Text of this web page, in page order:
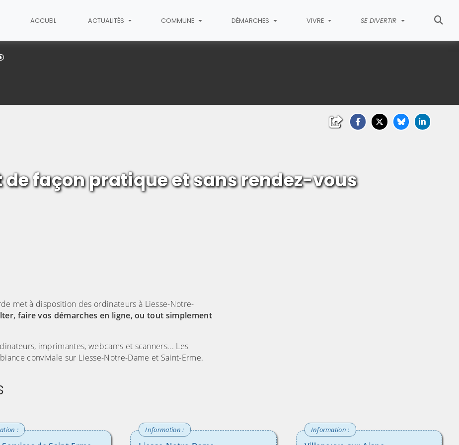
ACCUEIL ACTUALITÉS COMMUNE DÉMARCHES VIVRE SE DIVERTIR
de façon pratique et sans rendez-vous
met à disposition des ordinateurs à Liesse-Notre-
faire vos démarches en ligne, ou tout simplement
imprimantes, webcams et scanners... Les
conviviale sur Liesse-Notre-Dame et Saint-Erme.